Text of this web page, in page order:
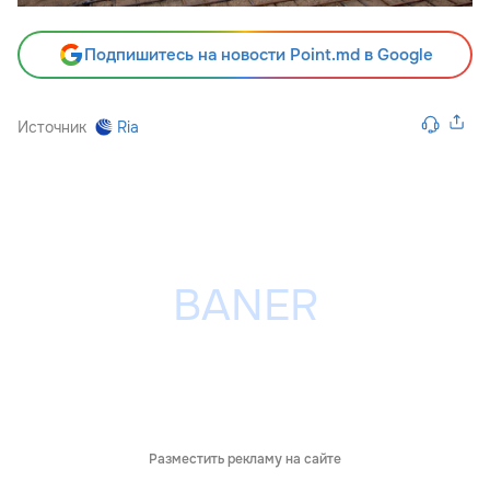
Подпишитесь на новости Point.md в Google
Источник Ria
Разместить рекламу на сайте